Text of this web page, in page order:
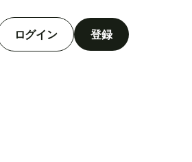
ログイン 登録